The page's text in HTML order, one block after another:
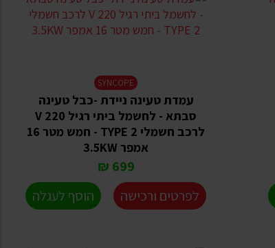
SYNCOPE
עמדת טעינה ניידת -כבל טעינה
סבתא - לחשמל ביתי רגיל 220 V
לרכב חשמלי TYPE 2 - חמש מטר 16
אמפר 3.5KW
699 ₪
לפרטים ורכישה
הוסף לעגלה